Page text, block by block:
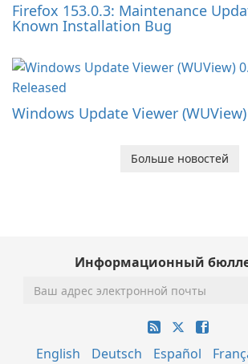
Firefox 153.0.3: Maintenance
Known Installation Bug
Windows Update Viewer
Больше новостей
Информационный
English Deutsch Español